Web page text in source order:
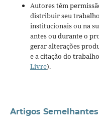
Autores têm
distribuir seu
institucionais ou na
antes ou durante o
gerar alterações
e a citação do
Livre).
Artigos Semelhantes